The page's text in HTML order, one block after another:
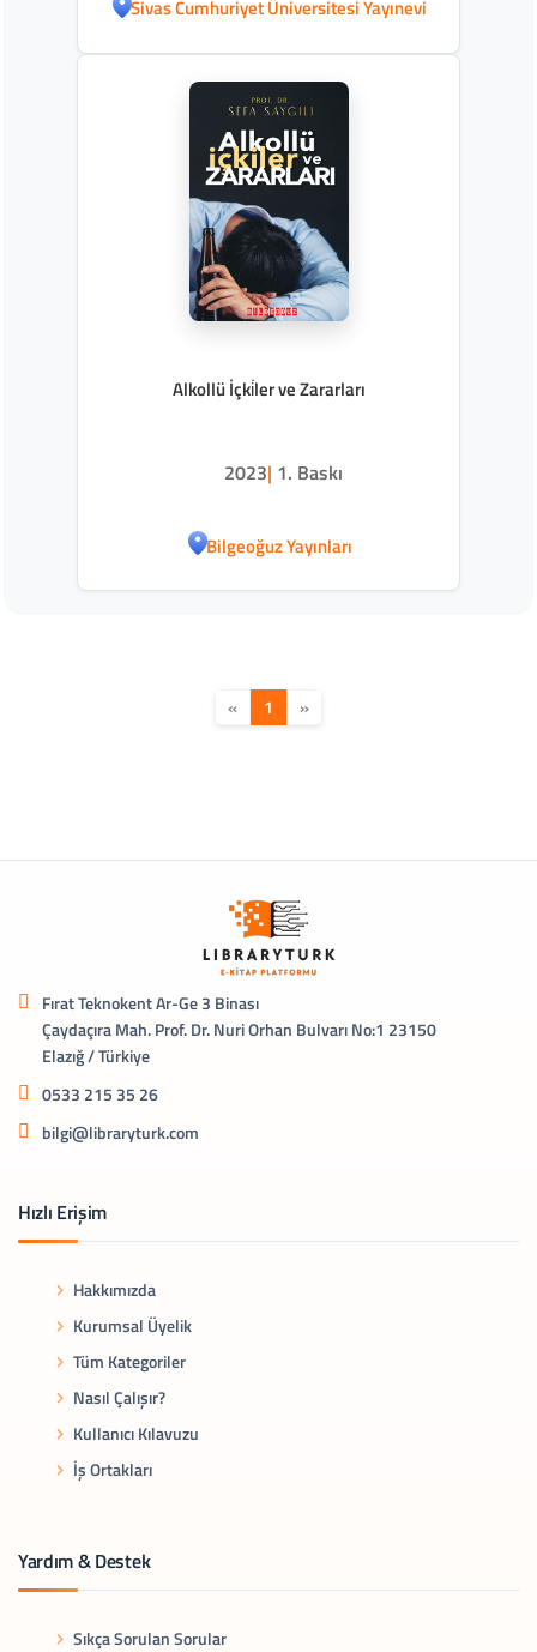
Sivas Cumhuriyet Üniversitesi Yayınevi
Alkollü İçki̇ler ve Zararları
2023| 1. Baskı
Bilgeoğuz Yayınları
« 1 »
Fırat Teknokent Ar-Ge 3 Binası
Çaydaçıra Mah. Prof. Dr. Nuri Orhan Bulvarı No:1 23150
Elazığ / Türkiye
0533 215 35 26
bilgi@libraryturk.com
Hızlı Erişim
Hakkımızda
Kurumsal Üyelik
Tüm Kategoriler
Nasıl Çalışır?
Kullanıcı Kılavuzu
İş Ortakları
Yardım & Destek
Sıkça Sorulan Sorular